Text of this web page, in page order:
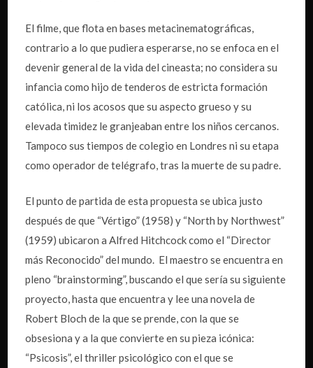
El filme, que flota en bases metacinematográficas,
contrario a lo que pudiera esperarse, no se enfoca en el
devenir general de la vida del cineasta; no considera su
infancia como hijo de tenderos de estricta formación
católica, ni los acosos que su aspecto grueso y su
elevada timidez le granjeaban entre los niños cercanos.
Tampoco sus tiempos de colegio en Londres ni su etapa
como operador de telégrafo, tras la muerte de su padre.
El punto de partida de esta propuesta se ubica justo
después de que “Vértigo” (1958) y “North by Northwest”
(1959) ubicaron a Alfred Hitchcock como el “Director
más Reconocido” del mundo. El maestro se encuentra en
pleno “brainstorming”, buscando el que sería su siguiente
proyecto, hasta que encuentra y lee una novela de
Robert Bloch de la que se prende, con la que se
obsesiona y a la que convierte en su pieza icónica:
“Psicosis”, el thriller psicológico con el que se